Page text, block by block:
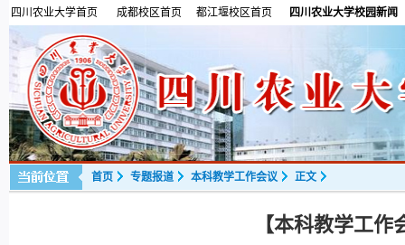
四川农业大学首页 成都校区首页 都江堰校区首页 四川农业大学校园新闻
首页 专题报道 本科教学工作会议 正文
【本科教学工